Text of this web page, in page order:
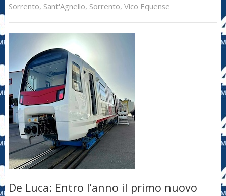
Sorrento, Sant'Agnello, Sorrento, Vico Equense
De Luca: Entro l’anno il primo nuovo